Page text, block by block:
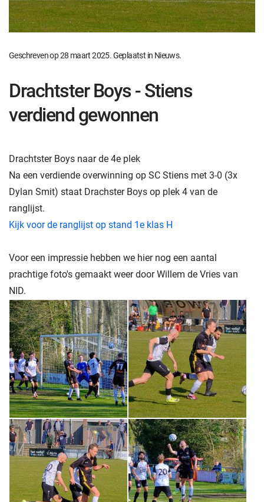
Geschreven op28 maart 2025. Geplaatst in Nieuws.
Drachtster Boys - Stiens
verdiend gewonnen
Drachtster Boys naar de 4e plek
Na een verdiende overwinning op SC Stiens met 3-0 (3x
Dylan Smit) staat Drachster Boys op plek 4 van de
ranglijst.
Kijk voor de ranglijst op stand 1e klas H
Voor een impressie hebben we hier nog een aantal
prachtige foto's gemaakt weer door Willem de Vries van
NID.